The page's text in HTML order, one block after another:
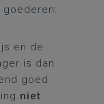
en de
is dan
goed
niet